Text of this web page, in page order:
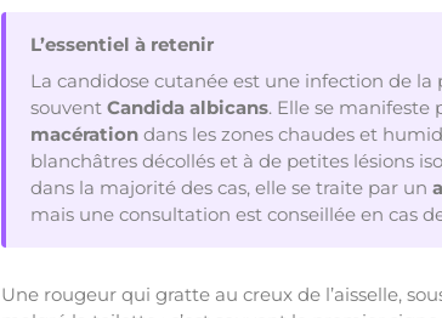
L’essentiel à retenir
La candidose cutanée est une infection de
souvent Candida albicans. Elle se manifeste
macération dans les zones chaudes et
blanchâtres décollés et à de petites lésions
dans la majorité des cas, elle se traite par un
mais une consultation est conseillée en cas
Une rougeur qui gratte au creux de l’aisselle,